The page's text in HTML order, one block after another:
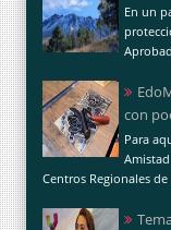
En un
con
Para
Centros Regionales de